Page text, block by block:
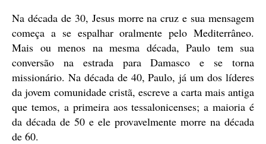
Na década de 30, Jesus morre na cruz e sua mensagem
começa a se espalhar oralmente pelo Mediterrâneo.
Mais ou menos na mesma década, Paulo tem sua
conversão na estrada para Damasco e se torna
missionário. Na década de 40, Paulo, já um dos líderes
da jovem comunidade cristã, escreve a carta mais antiga
que temos, a primeira aos tessalonicenses; a maioria é
da década de 50 e ele provavelmente morre na década
de 60.